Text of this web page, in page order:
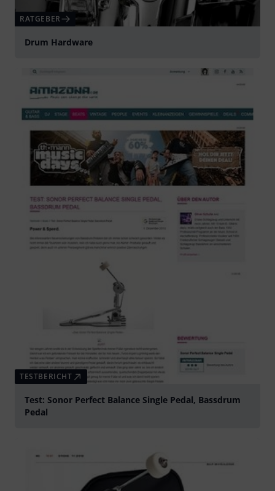
RATGEBER
Drum Hardware
TESTBERICHT
Test: Sonor Perfect Balance Single Pedal, Bassdrum
Pedal